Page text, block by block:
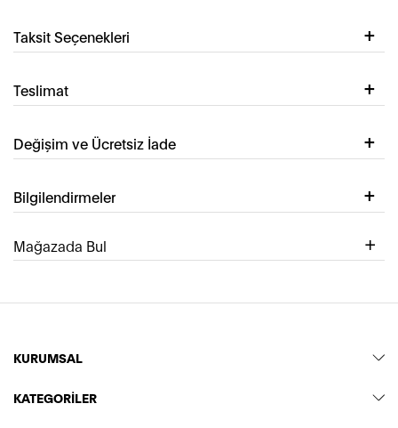
Taksit Seçenekleri
Teslimat
Değişim ve Ücretsiz İade
Bilgilendirmeler
Mağazada Bul
KURUMSAL
KATEGORİLER